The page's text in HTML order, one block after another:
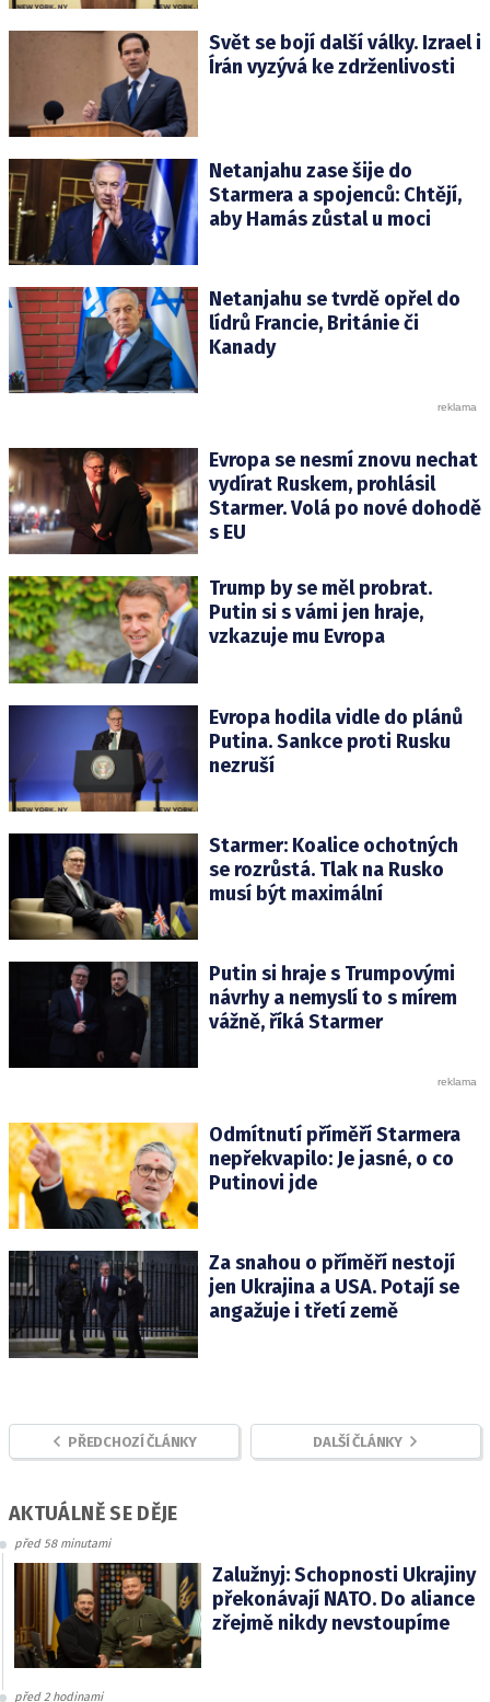
Svět se bojí další války. Izrael i
Írán vyzývá ke zdrženlivosti
Netanjahu zase šije do
Starmera a spojenců: Chtějí,
aby Hamás zůstal u moci
Netanjahu se tvrdě opřel do
lídrů Francie, Británie či
Kanady
Evropa se nesmí znovu nechat
vydírat Ruskem, prohlásil
Starmer. Volá po nové dohodě
s EU
Trump by se měl probrat.
Putin si s vámi jen hraje,
vzkazuje mu Evropa
Evropa hodila vidle do plánů
Putina. Sankce proti Rusku
nezruší
Starmer: Koalice ochotných
se rozrůstá. Tlak na Rusko
musí být maximální
Putin si hraje s Trumpovými
návrhy a nemyslí to s mírem
vážně, říká Starmer
Odmítnutí příměří Starmera
nepřekvapilo: Je jasné, o co
Putinovi jde
Za snahou o příměří nestojí
jen Ukrajina a USA. Potají se
angažuje i třetí země
PŘEDCHOZÍ ČLÁNKY DALŠÍ ČLÁNKY
AKTUÁLNĚ SE DĚJE
před 58 minutami
Zalužnyj: Schopnosti Ukrajiny
překonávají NATO. Do aliance
zřejmě nikdy nevstoupíme
před 2 hodinami